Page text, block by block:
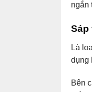
ngắn
Sáp
Là
dụng
Bên